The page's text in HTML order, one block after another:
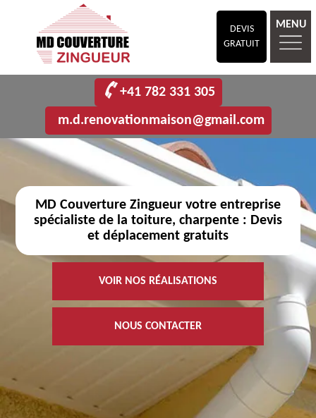
DEVIS
GRATUIT
MENU
+41 782 331 305
m.d.renovationmaison@gmail.com
MD Couverture Zingueur votre entreprise
spécialiste de la toiture, charpente : Devis
et déplacement gratuits
VOIR NOS RÉALISATIONS
NOUS CONTACTER